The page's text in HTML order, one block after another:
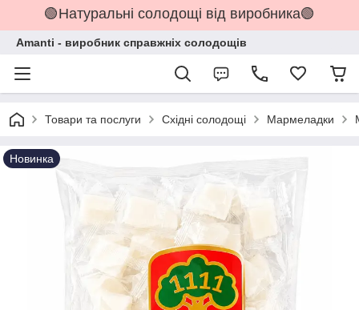
🟢Натуральні солодощі від виробника🟢
Amanti - виробник справжніх солодощів
Товари та послуги Східні солодощі Мармеладки
Новинка